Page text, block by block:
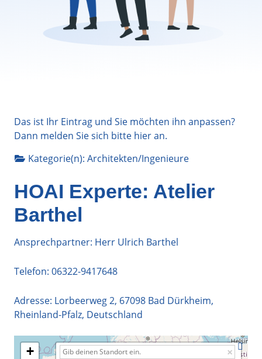
Das ist Ihr Eintrag und Sie möchten ihn anpassen?
Dann melden Sie sich bitte hieran.
Kategorie(n): Architekten/Ingenieure
HOAI Experte: Atelier
Barthel
Ansprechpartner: Herr Ulrich Barthel
Telefon: 06322-9417648
Adresse: Lorbeerweg 2, 67098 Bad Dürkheim,
Rheinland-Pfalz, Deutschland
+